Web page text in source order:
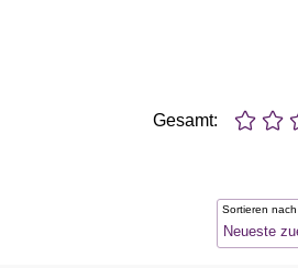
Gesamt:
Sortieren nach